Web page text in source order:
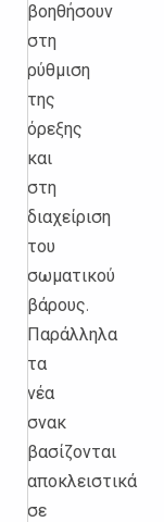
βοηθήσουν
στη
ρύθμιση
της
όρεξης
και
στη
διαχείριση
του
σωματικού
βάρους.
Παράλληλα
τα
νέα
σνακ
βασίζονται
αποκλειστικά
σε